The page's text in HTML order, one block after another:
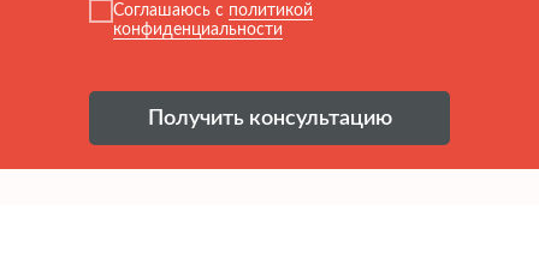
Соглашаюсь с политикой
конфиденциальности
Получить консультацию